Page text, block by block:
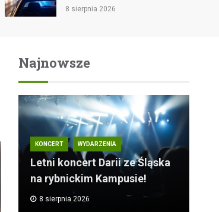
2026
Najnowsze
KONCERT WYDARZENIA
Letni koncert Darii ze Śląska
na rybnickim Kampusie!
8 sierpnia 2026